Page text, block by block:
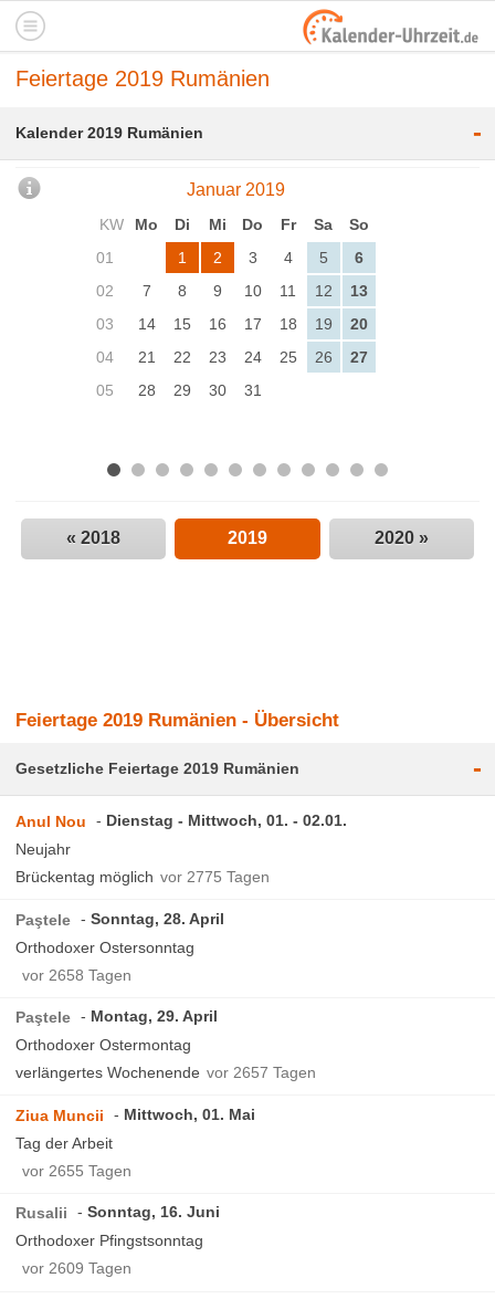
Feiertage 2019 Rumänien
Kalender 2019 Rumänien -
Januar 2019
KW Mo Di Mi Do Fr Sa
So
01
1 2 3 4 5
6
02
7 8 9 10 11 12
13
03
14 15 16 17 18 19
20
04
21 22 23 24 25 26
27
05
28 29 30 31
« 2018 2019 2020 »
Feiertage 2019 Rumänien - Übersicht
Gesetzliche Feiertage 2019 Rumänien -
Anul Nou
Dienstag - Mittwoch, 01. - 02.01.
Neujahr
Brückentag möglich vor 2775 Tagen
Paştele
Sonntag, 28. April
Orthodoxer Ostersonntag
vor 2658 Tagen
Paştele
Montag, 29. April
Orthodoxer Ostermontag
verlängertes Wochenende vor 2657 Tagen
Ziua Muncii
Mittwoch, 01. Mai
Tag der Arbeit
vor 2655 Tagen
Rusalii
Sonntag, 16. Juni
Orthodoxer Pfingstsonntag
vor 2609 Tagen